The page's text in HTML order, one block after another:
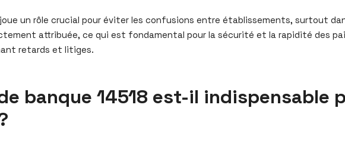
joue un rôle crucial pour éviter les confusions entre établissements, surtout
attribuée, ce qui est fondamental pour la sécurité et la rapidité des
retards et litiges.
banque 14518 est-il indispensable